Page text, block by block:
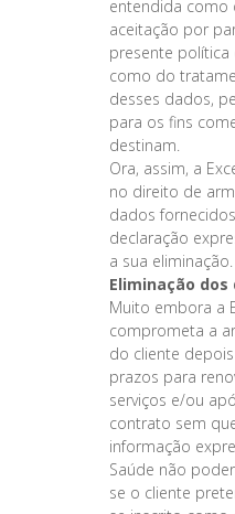
entendida como
aceitação por
presente política
como do
desses dados,
para os fins
destinam.
Ora, assim, a
no direito de
dados
declaração
a sua eliminação.
Eliminação dos
Muito embora a
comprometa a
do cliente
prazos para
serviços e/ou
contrato sem
informação
Saúde não
se o cliente